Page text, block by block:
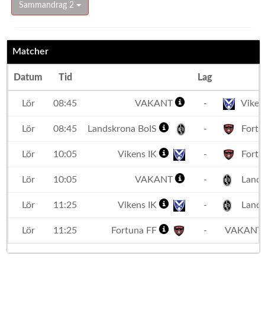
Sammandrag 2
Matcher
Datum Tid Lag
Lör 08:45 VAKANT -
Lör 08:45 Landskrona BoIS -
Lör 10:05 Vikens IK -
Lör 10:05 VAKANT -
Lör 11:25 Vikens IK -
Lör 11:25 Fortuna FF - VAKANT